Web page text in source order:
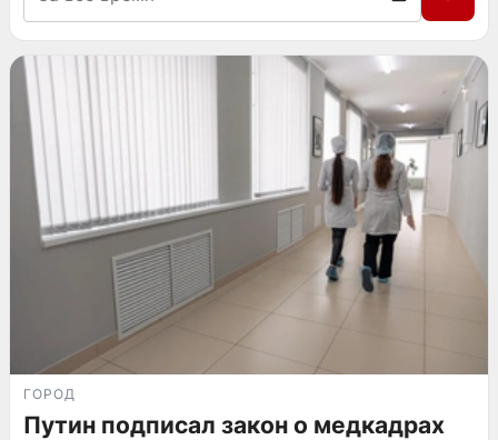
ГОРОД
Путин подписал закон о медкадрах